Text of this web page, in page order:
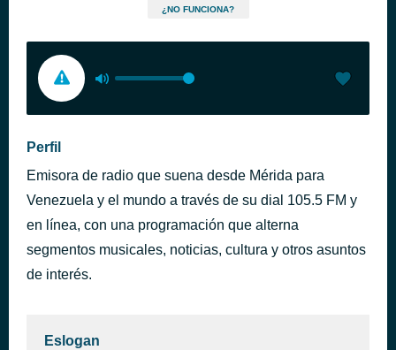
¿NO FUNCIONA?
Perfil
Emisora de radio que suena desde Mérida para
Venezuela y el mundo a través de su dial 105.5 FM y
en línea, con una programación que alterna
segmentos musicales, noticias, cultura y otros asuntos
de interés.
Eslogan